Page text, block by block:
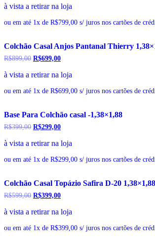
original
R$1.299,00.
atual
R$799,00.
à vista a retirar na loja
ou em até 1x de R$799,00 s/ juros nos cartões de
Colchão Casal Anjos Pantanal Thierry
R$899,00 O
original
R$899,00.
R$699,00
atual
R$699,00.
à vista a retirar na loja
ou em até 1x de R$699,00 s/ juros nos cartões de
Base Para Colchão casal -1,38×1,88
R$399,00 O
original
R$399,00.
R$299,00
atual
R$299,00.
à vista a retirar na loja
ou em até 1x de R$299,00 s/ juros nos cartões de
Colchão Casal Topázio Safira D-20
R$599,00 O
original
R$599,00.
R$399,00
atual
R$399,00.
à vista a retirar na loja
ou em até 1x de R$399,00 s/ juros nos cartões de